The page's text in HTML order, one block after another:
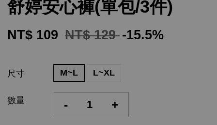
舒婷安心褲(單包/3件)
NT$ 109 NT$ 129 -15.5%
尺寸 M~L L~XL
數量 - +